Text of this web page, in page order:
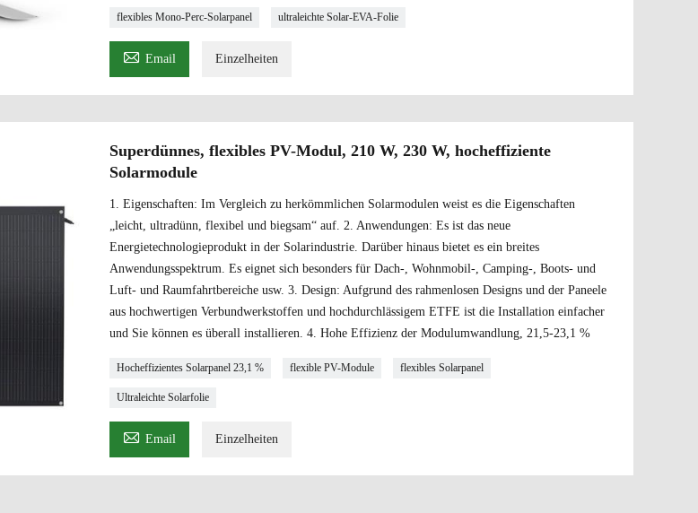
flexibles Mono-Perc-Solarpanel ultraleichte Solar-EVA-Folie
 Email Einzelheiten
Superdünnes, flexibles PV-Modul, 210 W, 230 W, hocheffiziente
Solarmodule
1. Eigenschaften: Im Vergleich zu herkömmlichen Solarmodulen weist es die Eigenschaften
„leicht, ultradünn, flexibel und biegsam“ auf. 2. Anwendungen: Es ist das neue
Energietechnologieprodukt in der Solarindustrie. Darüber hinaus bietet es ein breites
Anwendungsspektrum. Es eignet sich besonders für Dach-, Wohnmobil-, Camping-, Boots- und
Luft- und Raumfahrtbereiche usw. 3. Design: Aufgrund des rahmenlosen Designs und der Paneele
aus hochwertigen Verbundwerkstoffen und hochdurchlässigem ETFE ist die Installation einfacher
und Sie können es überall installieren. 4. Hohe Effizienz der Modulumwandlung, 21,5-23,1 %
Hocheffizientes Solarpanel 23,1 % flexible PV-Module flexibles Solarpanel
Ultraleichte Solarfolie
 Email Einzelheiten